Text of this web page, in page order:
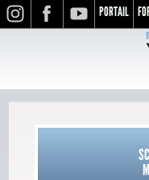
INSTAGRAMFACEBOOKYOUTUBE
PORTAIL